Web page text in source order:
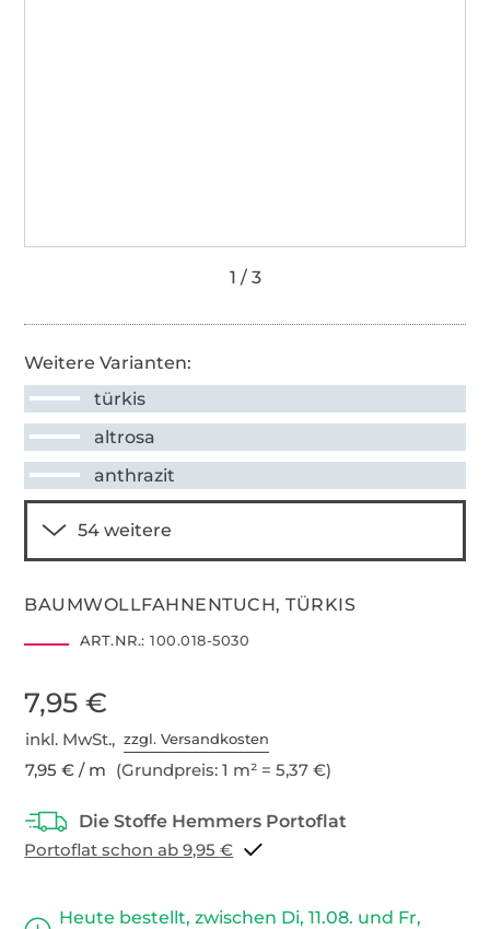
Weitere Varianten:
türkis
altrosa
anthrazit
BAUMWOLLFAHNENTUCH, TÜRKIS
ART.NR.: 100.018-5030
7,95 €
inkl. MwSt.,zzgl. Versandkosten
7,95 € / m (Grundpreis: 1 m² = 5,37 €)
Portoflat schon ab 9,95 €
Heute bestellt, zwischen Di, 11.08. und Fr,